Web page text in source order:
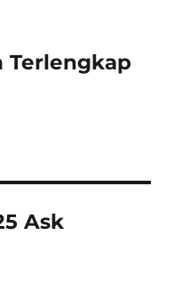
Terlengkap
Ask